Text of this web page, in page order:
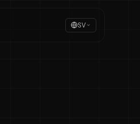
SV